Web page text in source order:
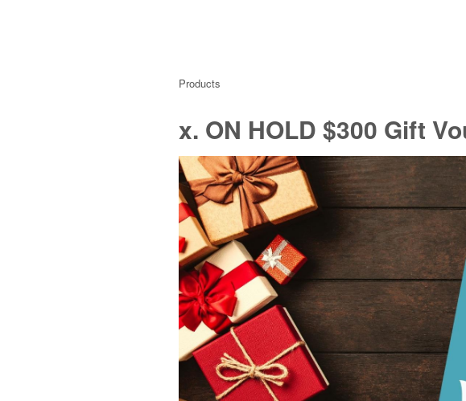
Products
x. ON HOLD $300 Gift